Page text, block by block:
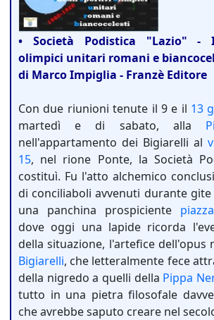
• Società Podistica "Lazio" -
olimpici unitari romani e
di Marco Impiglia - Franzè Editore
Con due riunioni tenute il 9 e il 13
martedì e di sabato, alla
nell'appartamento dei Bigiarelli al
15, nel rione Ponte, la Società
costituì. Fu l'atto alchemico
di conciliaboli avvenuti durante
una panchina prospiciente
dove oggi una lapide ricorda
della situazione, l'artefice dell'opus
Bigiarelli, che letteralmente fece
della nigredo a quelli della Pippa
tutto in una pietra filosofale
che avrebbe saputo creare nel